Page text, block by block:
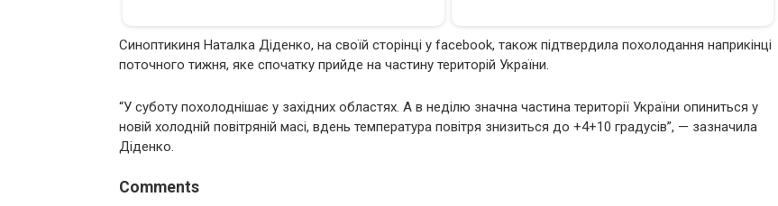
Синоптикиня Наталка Діденко, на своїй сторінці у facebook, також підтвердила похолодання наприкінці
поточного тижня, яке спочатку прийде на частину територій України.
“У суботу похолоднішає у західних областях. А в неділю значна частина території України опиниться у
новій холодній повітряній масі, вдень температура повітря знизиться до +4+10 градусів”, — зазначила
Діденко.
Comments